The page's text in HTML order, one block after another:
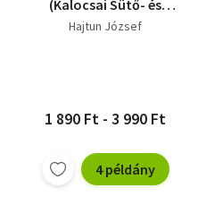
(Kalocsai Sütő- és
Édesipari Vállalat)
Hajtun József
1 890 Ft - 3 990 Ft
4 példány